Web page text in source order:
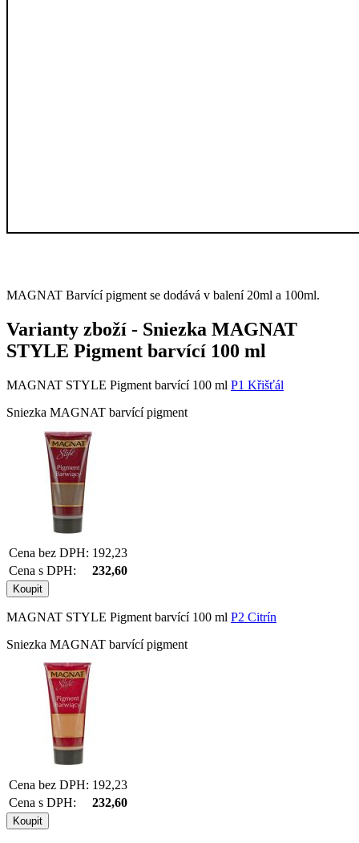
MAGNAT Barvící pigment se dodává v balení 20ml a 100ml.
Varianty zboží - Sniezka MAGNAT
STYLE Pigment barvící 100 ml
MAGNAT STYLE Pigment barvící 100 ml P1 Křišťál
Sniezka MAGNAT barvící pigment
Cena bez DPH: 192,23
Cena s DPH:
232,60
MAGNAT STYLE Pigment barvící 100 ml P2 Citrín
Sniezka MAGNAT barvící pigment
Cena bez DPH: 192,23
Cena s DPH:
232,60